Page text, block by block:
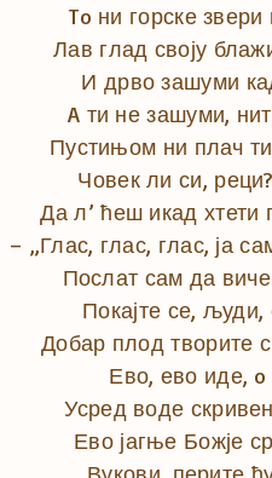
To ни горске
Лав глад своју
И дрво зашуми
A ти не зашуми, нит
Пустињом ни плач
Човек ли си,
Да л’ ћеш икад хтети
– „Глас, глас, глас, ја
Послат сам да
Покајте се,
Добар плод творите
Ево, ево иде, o
Усред воде
Ево јагње Божје